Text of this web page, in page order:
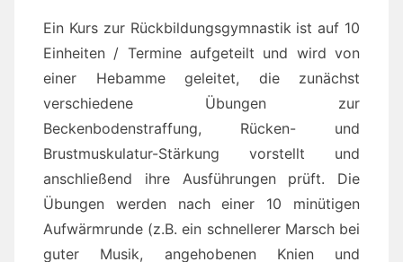
Ein Kurs zur Rückbildungsgymnastik ist auf 10
Einheiten / Termine aufgeteilt und wird von
einer Hebamme geleitet, die zunächst
verschiedene Übungen zur
Beckenbodenstraffung, Rücken- und
Brustmuskulatur-Stärkung vorstellt und
anschließend ihre Ausführungen prüft. Die
Übungen werden nach einer 10 minütigen
Aufwärmrunde (z.B. ein schnellerer Marsch bei
guter Musik, angehobenen Knien und